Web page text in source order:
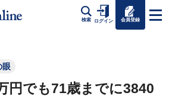
検索 ログイン 会員登録
眼
円でも71歳までに3840